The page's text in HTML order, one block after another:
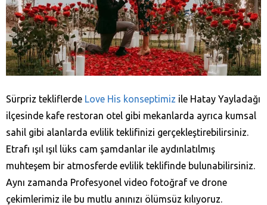
Sürpriz tekliflerde Love His konseptimiz ile Hatay Yayladağı‎
ilçesinde kafe restoran otel gibi mekanlarda ayrıca kumsal
sahil gibi alanlarda evlilik teklifinizi gerçekleştirebilirsiniz.
Etrafı ışıl ışıl lüks cam şamdanlar ile aydınlatılmış
muhteşem bir atmosferde evlilik teklifinde bulunabilirsiniz.
Aynı zamanda Profesyonel video fotoğraf ve drone
çekimlerimiz ile bu mutlu anınızı ölümsüz kılıyoruz.